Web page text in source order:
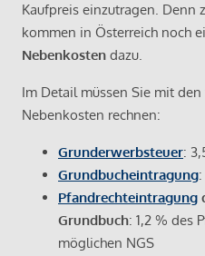
Kaufpreis einzutragen. Denn
kommen in Österreich noch
Nebenkosten dazu.
Im Detail müssen Sie mit
Nebenkosten rechnen:
Grunderwerbsteuer:
Grundbucheintragung
Pfandrechteintragung
Grundbuch: 1,2 % des
möglichen NGS